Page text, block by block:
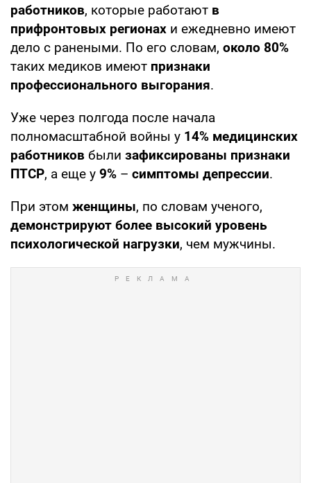
работников, которые работают в
прифронтовых регионах и ежедневно имеют
дело с ранеными. По его словам, около 80%
таких медиков имеют признаки
профессионального выгорания.
Уже через полгода после начала
полномасштабной войны у 14% медицинских
работников были зафиксированы признаки
ПТСР, а еще у 9% – симптомы депрессии.
При этом женщины, по словам ученого,
демонстрируют более высокий уровень
психологической нагрузки, чем мужчины.